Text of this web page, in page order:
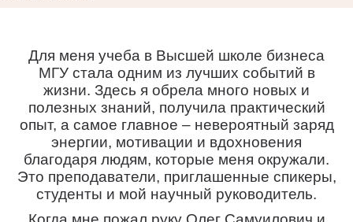
Для меня учеба в Высшей школе бизнеса
МГУ стала одним из лучших событий в
жизни. Здесь я обрела много новых и
полезных знаний, получила практический
опыт, а самое главное – невероятный заряд
энергии, мотивации и вдохновения
благодаря людям, которые меня окружали.
Это преподаватели, приглашенные спикеры,
студенты и мой научный руководитель.